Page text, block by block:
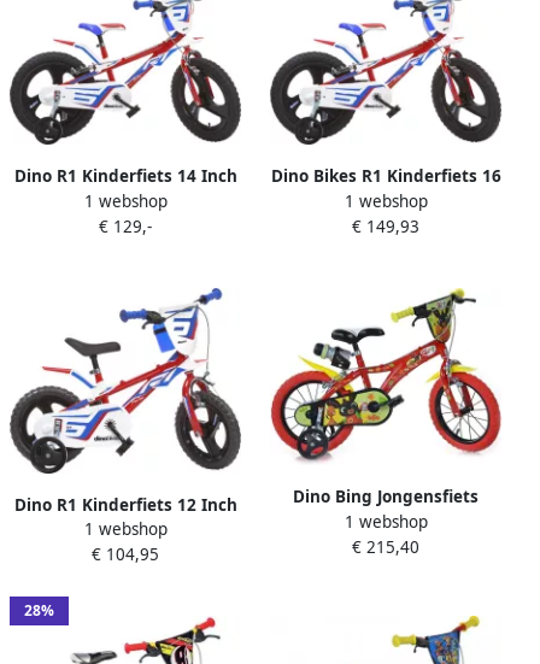
Dino R1 Kinderfiets 14 Inch
van 3-5 Jaar met Zijwieltjes
Jongensfiets Rood
1 webshop
€ 129,-
Dino Bikes R1 Kinderfiets 16
Inch van 4-6 Jaar met
Zijwieltjes Jongensfiets
1 webshop
€ 149,93
Dino R1 Kinderfiets 12 Inch
van 2-4 Jaar met Zijwieltjes
Jongensfiets Rood
1 webshop
€ 104,95
Dino Bing Jongensfiets
Kinderfiets voor Jongens 14
Inch 24 cm Knijprem Rood
1 webshop
€ 215,40
28%